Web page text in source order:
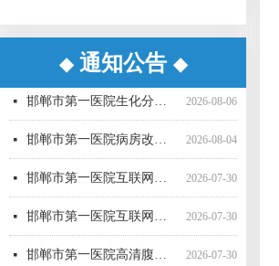
◆通知公告 ◆
邯郸市第一医院超声气压弹道碎石机采购项目（三次）中标更正公告
邯郸市第一医院超声气压弹道碎石机采购项目（三次） 公开招标中标公告
2026-08-06
넷 邯郸市第一医院生化分析仪采购项目（二次）公开招标中标公告
邯郸市第一医院病房改造提升项目施工监理询比采购公告
邯郸市第一医院直线加速器（进口）采购项目公开招标公告 邯郸市第一医院4D-CT定位机采购项目公开招标公告
邯郸市第一医院空气压力波治疗仪采购项目 成交公告
邯郸市第一医院彩超一批采购项目04包中标公告更正公告
邯郸市第一医院高清腹腔镜系统采购项目1包废标公告
邯郸市第一医院彩超一批采购项目01包公开招标中标公告邯郸市第一医院移动式C型臂X射线机采购项目 （三次）公开招标中标结果公告
邯郸市第一医院后装机采购项目（三次） 废标公告
邯郸市第一医院单光子发射断层成像系统采购项目（二次）公开招标中标公告